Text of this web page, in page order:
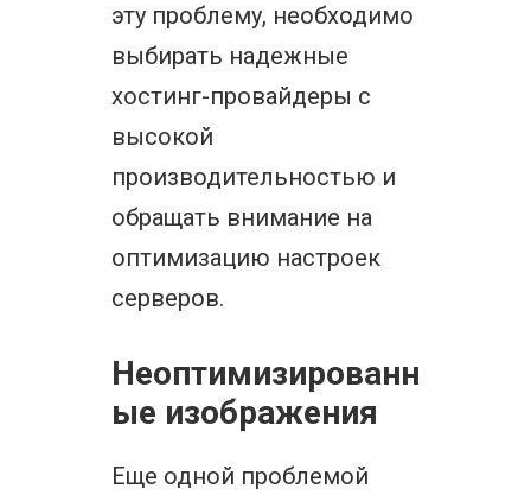
эту проблему, необходимо
выбирать надежные
хостинг-провайдеры с
высокой
производительностью и
обращать внимание на
оптимизацию настроек
серверов.
Неоптимизированн
ые изображения
Еще одной проблемой